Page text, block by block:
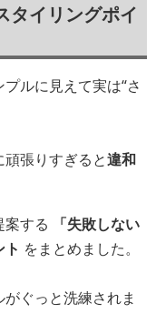
タイリングポイ
ルに見えて実は“さ
張りすぎると違和
案する
「失敗しない
をまとめました。
ぐっと洗練されま